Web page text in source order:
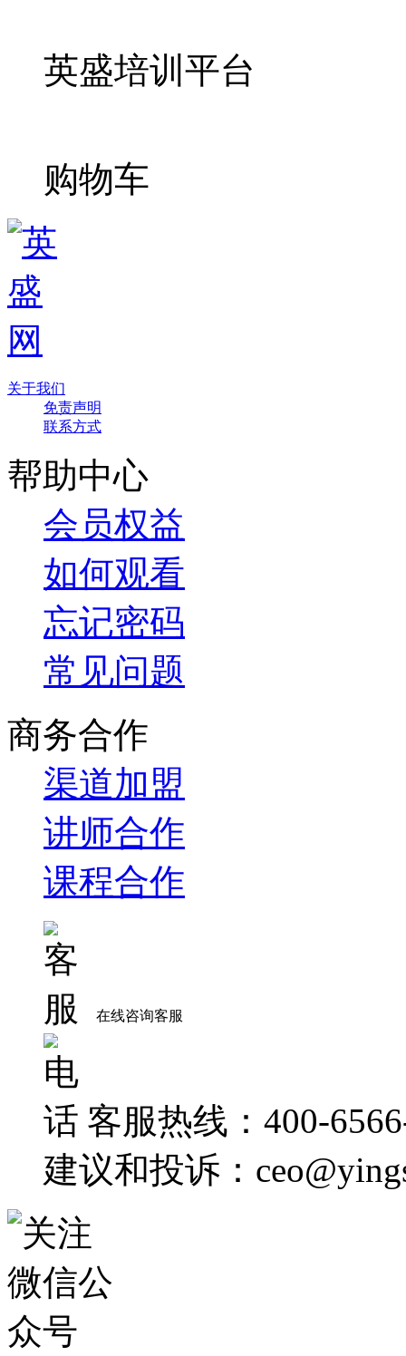
英盛培训平台
购物车
关于我们
免责声明
联系方式
帮助中心
会员权益
如何观看
忘记密码
常见问题
商务合作
渠道加盟
讲师合作
课程合作
在线咨询客服
客服热线：400-
建议和投诉：